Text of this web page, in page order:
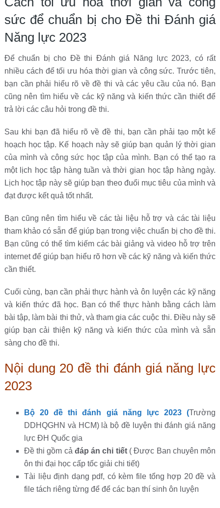
sức để chuẩn bị cho Đề thi Đánh giá
Năng lực 2023
Để chuẩn bị cho Đề thi Đánh giá Năng lực 2023, có rất
nhiều cách để tối ưu hóa thời gian và công sức. Trước tiên,
bạn cần phải hiểu rõ về đề thi và các yêu cầu của nó. Bạn
cũng nên tìm hiểu về các kỹ năng và kiến thức cần thiết để
trả lời các câu hỏi trong đề thi.
Sau khi bạn đã hiểu rõ về đề thi, bạn cần phải tạo một kế
hoạch học tập. Kế hoạch này sẽ giúp bạn quản lý thời gian
của mình và công sức học tập của mình. Bạn có thể tạo ra
một lịch học tập hàng tuần và thời gian học tập hàng ngày.
Lịch học tập này sẽ giúp bạn theo đuổi mục tiêu của mình và
đạt được kết quả tốt nhất.
Bạn cũng nên tìm hiểu về các tài liệu hỗ trợ và các tài liệu
tham khảo có sẵn để giúp bạn trong việc chuẩn bị cho đề thi.
Bạn cũng có thể tìm kiếm các bài giảng và video hỗ trợ trên
internet để giúp bạn hiểu rõ hơn về các kỹ năng và kiến thức
cần thiết.
Cuối cùng, bạn cần phải thực hành và ôn luyện các kỹ năng
và kiến thức đã học. Bạn có thể thực hành bằng cách làm
bài tập, làm bài thi thử, và tham gia các cuộc thi. Điều này sẽ
giúp bạn cải thiện kỹ năng và kiến thức của mình và sẵn
sàng cho đề thi.
Nội dung 20 đề thi đánh giá năng lực
2023
Bộ 20 đề thi đánh giá năng lực 2023 (Trường
DDHQGHN và HCM) là bộ đề luyện thi đánh giá năng
lực ĐH Quốc gia
Đề thi gồm cả đáp án chi tiết( Được Ban chuyên môn
ôn thi đại học cấp tốc giải chi tiết)
Tài liệu định dạng pdf, có kèm file tổng hợp 20 đề và
file tách riêng từng để để các bạn thí sinh ôn luyện